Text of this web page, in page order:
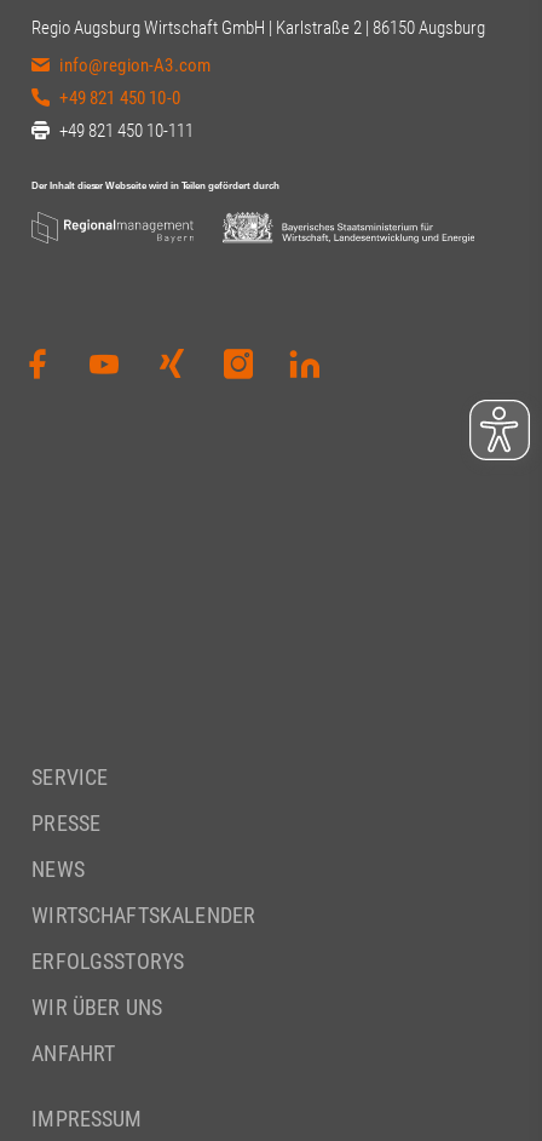
Regio Augsburg Wirtschaft GmbH | Karlstraße 2 | 86150 Augsburg
info@region-A3.com
+49 821 450 10-0
+49 821 450 10-111
SERVICE
PRESSE
NEWS
WIRTSCHAFTSKALENDER
ERFOLGSSTORYS
WIR ÜBER UNS
ANFAHRT
IMPRESSUM